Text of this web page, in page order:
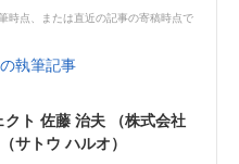
時点、または直近の記事の寄稿時点で
執筆記事
ト 佐藤 治夫 （株式会社
サトウ ハルオ）